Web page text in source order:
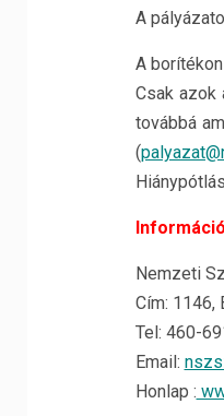
A
A
Csak azok
továbbá
(
Nemzeti
Cím: 1146,
Tel: 460-
Email:
Honlap :